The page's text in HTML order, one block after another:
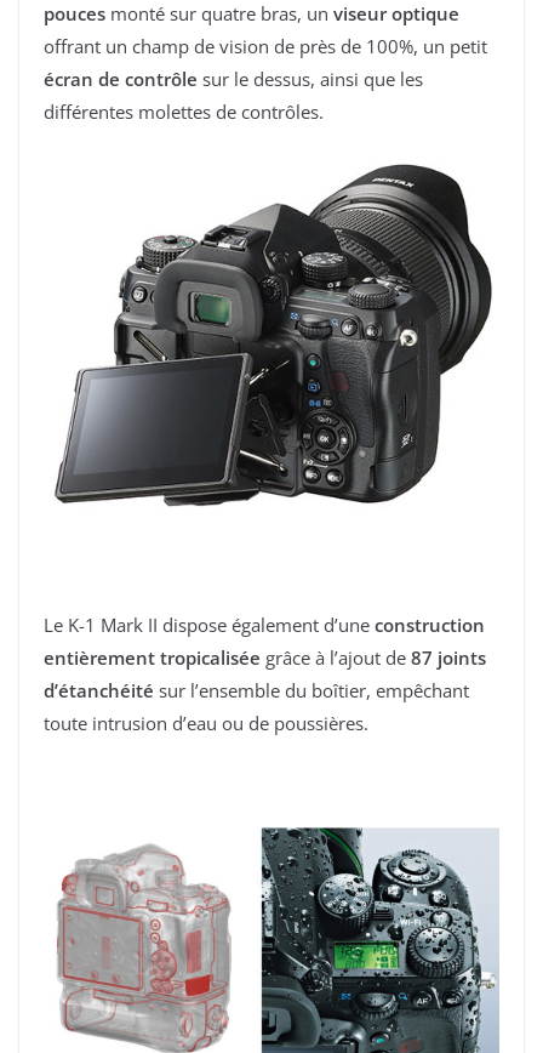
pouces monté sur quatre bras, un viseur optique
offrant un champ de vision de près de 100%, un petit
écran de contrôle sur le dessus, ainsi que les
différentes molettes de contrôles.
Le K-1 Mark II dispose également d’une construction
entièrement tropicalisée grâce à l’ajout de 87 joints
d’étanchéité sur l’ensemble du boîtier, empêchant
toute intrusion d’eau ou de poussières.